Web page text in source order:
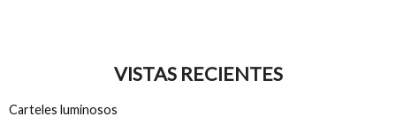
VISTAS RECIENTES
Carteles luminosos